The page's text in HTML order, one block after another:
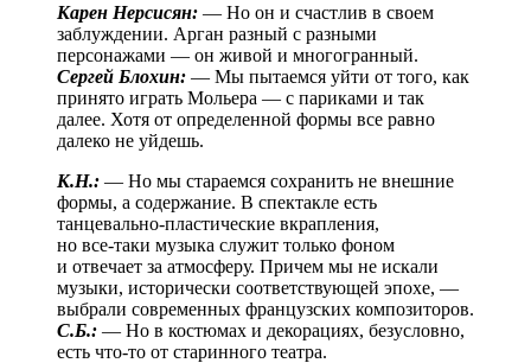
Карен Нерсисян: — Но он и счастлив в своем
заблуждении. Арган разный с разными
персонажами — он живой и многогранный.
Сергей Блохин: — Мы пытаемся уйти от того, как
принято играть Мольера — с париками и так
далее. Хотя от определенной формы все равно
далеко не уйдешь.
К.Н.: — Но мы стараемся сохранить не внешние
формы, а содержание. В спектакле есть
танцевально-пластические вкрапления,
но все-таки музыка служит только фоном
и отвечает за атмосферу. Причем мы не искали
музыки, исторически соответствующей эпохе, —
выбрали современных французских композиторов.
С.Б.: — Но в костюмах и декорациях, безусловно,
есть что-то от старинного театра.